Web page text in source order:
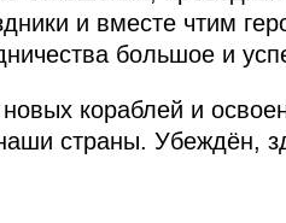
и вместе чтим
большое и
кораблей и
страны. Убеждён,